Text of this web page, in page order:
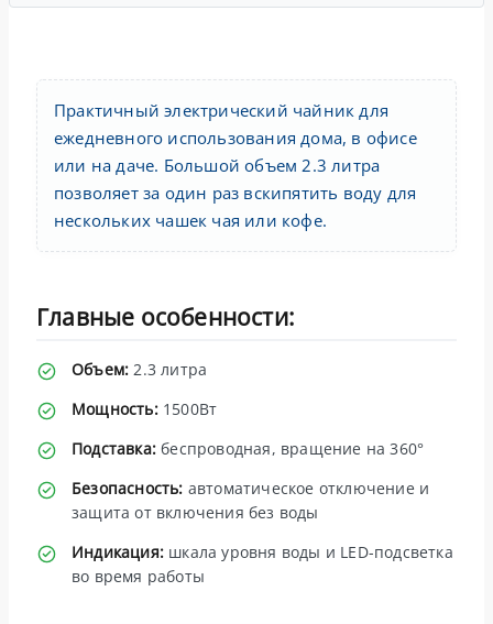
Практичный электрический чайник для
ежедневного использования дома, в офисе
или на даче. Большой объем 2.3 литра
позволяет за один раз вскипятить воду для
нескольких чашек чая или кофе.
Главные особенности:
Объем: 2.3 литра
Мощность:1500Вт
Подставка: беспроводная, вращение на 360°
Безопасность: автоматическое отключение и
защита от включения без воды
Индикация: шкала уровня воды и LED-подсветка
во время работы